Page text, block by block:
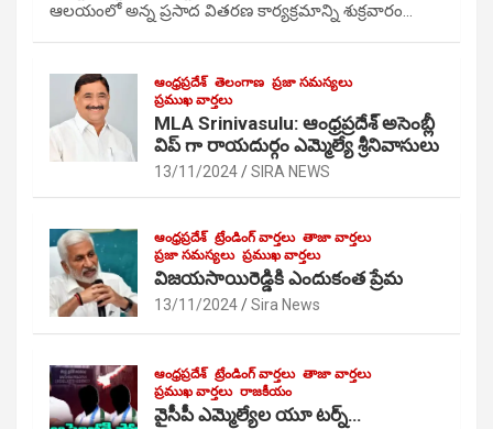
ఆలయంలో అన్న ప్రసాద వితరణ కార్యక్రమాన్ని శుక్రవారం…
ఆంధ్రప్రదేశ్ తెలంగాణ ప్రజా సమస్యలు
ప్రముఖ వార్తలు
MLA Srinivasulu: ఆంధ్రప్రదేశ్ అసెంబ్లీ
విప్ గా రాయదుర్గం ఎమ్మెల్యే శ్రీనివాసులు
13/11/2024 SIRA NEWS
ఆంధ్రప్రదేశ్ ట్రేండింగ్ వార్తలు తాజా వార్తలు
ప్రజా సమస్యలు ప్రముఖ వార్తలు
విజయసాయిరెడ్డికి ఎందుకంత ప్రేమ
13/11/2024 Sira News
ఆంధ్రప్రదేశ్ ట్రేండింగ్ వార్తలు తాజా వార్తలు
ప్రముఖ వార్తలు రాజకీయం
వైసీపీ ఎమ్మెల్యేల యూ టర్న్…